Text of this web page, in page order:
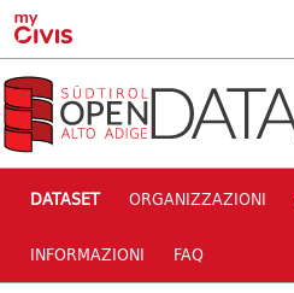
Skip to main content
DATASET ORGANIZZAZIONI
INFORMAZIONI FAQ